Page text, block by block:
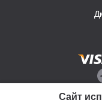
Сайт